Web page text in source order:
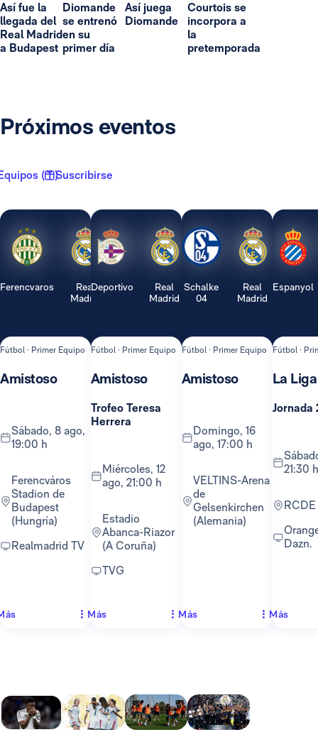
Así fue la
llegada del
Real Madrid
a Budapest
Diomande
se entrenó
en su
primer día
Así juega
Diomande
Courtois se
incorpora a
la
pretemporada
Próximos eventos
( 1 )Suscribirse
Ferencvaros
Real
Madrid
Fútbol · Primer Equipo
Amistoso
sábado, 8 ago,
19:00 h
Ferencváros
Stadion de
Budapest
(Hungría)
Realmadrid TV
Deportivo
Real
Madrid
Fútbol · Primer Equipo
Amistoso
Trofeo Teresa
Herrera
miércoles, 12
ago, 21:00 h
Estadio
Abanca-Riazor
(A Coruña)
TVG
Más
Schalke
04
Real
Madrid
Fútbol · Primer Equipo
Amistoso
domingo, 16
ago, 17:00 h
VELTINS-Arena
de
Gelsenkirchen
(Alemania)
Más
Espanyol
Fútbol ·
La Liga
Jornada
sábado, 22 ago,
21:30 h
Orange TV y
Dazn.
Más